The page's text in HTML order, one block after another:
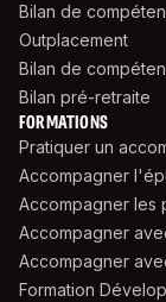
Bilan de
Outplacement
Bilan de
Bilan pré-retraite
FORMATIONS
Pratiquer un
Accompagner
Accompagner les
Accompagner
Accompagner
Formation